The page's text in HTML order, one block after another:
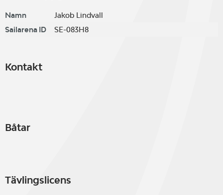
Namn
Jakob Lindvall
Sailarena ID
SE-083H8
Kontakt
Båtar
Tävlingslicens